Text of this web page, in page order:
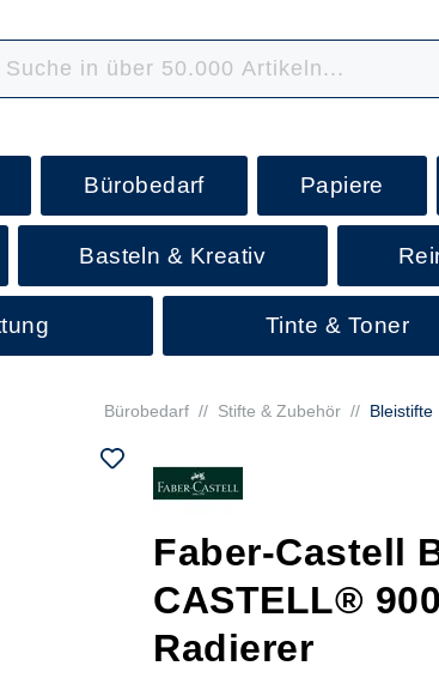
Bürobedarf Papiere
Basteln & Kreativ
Tinte & Toner
Bürobedarf // Stifte & Zubehör // Bleistifte
Faber-Castell
CASTELL®
Radierer